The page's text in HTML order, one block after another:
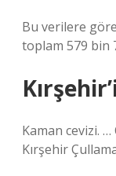
Bu verilere
toplam 579 bin
Kaman cevizi.
Kırşehir